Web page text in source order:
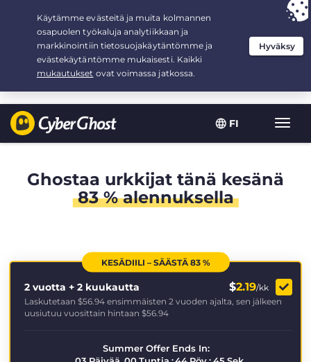
FI
Your choice:The Best Dealfor 2.1666666666667-years at $
/month
Ghostaa urkkijat tänä kesänä
83 % alennuksella
KESÄDIILI – SÄÄSTÄ 83 %
2 vuotta + 2 kuukautta $2.19/kk
Laskutetaan $56.94 ensimmäisten 2 vuoden ajalta, sen jälkeen
uusiutuu vuosittain hintaan $56.94
Summer Offer Ends In: